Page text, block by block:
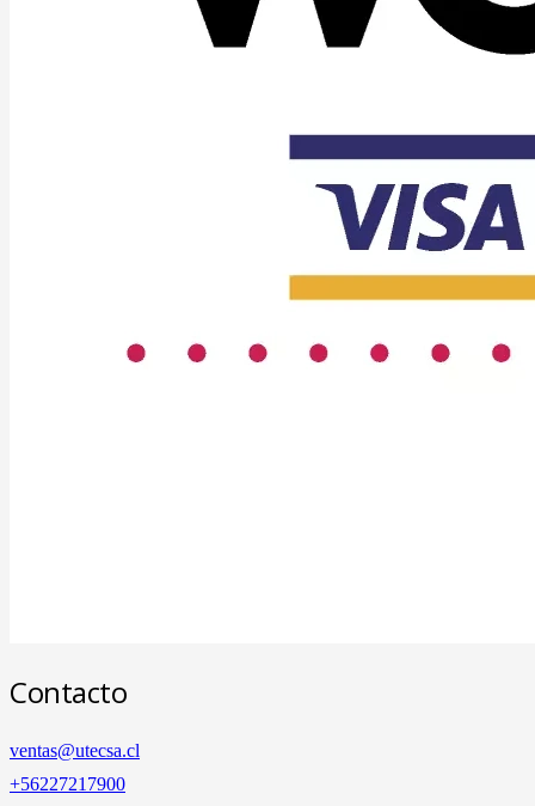
Contacto
ventas@utecsa.cl
+56227217900